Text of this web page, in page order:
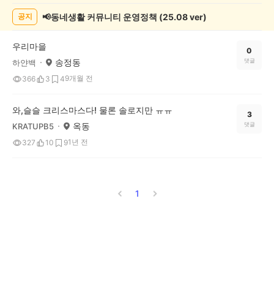
록
공지 📢동네생활 커뮤니티 운영정책 (25.08 ver)
우리마을
하얀백 송정동
366 3 49개월 전
0
댓글
와,슬슬 크리스마스다! 물론 솔로지만 ㅠㅠ
KRATUPB5 옥동
327 10 91년 전
3
댓글
1